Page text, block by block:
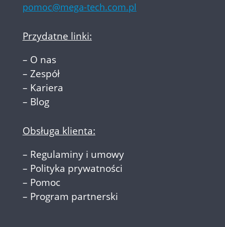
pomoc@mega-tech.com.pl
Przydatne linki:
– O nas
– Zespół
– Kariera
– Blog
Obsługa klienta:
– Regulaminy i umowy
– Polityka prywatności
– Pomoc
– Program partnerski